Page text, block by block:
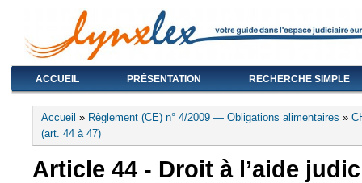
ACCUEIL PRÉSENTATION RECHERCHE SIMPLE
Vous êtes ici
Accueil » Règlement (CE) n° 4/2009 — Obligations alimentaires »
(art. 44 à 47)
Article 44 - Droit à l’aide